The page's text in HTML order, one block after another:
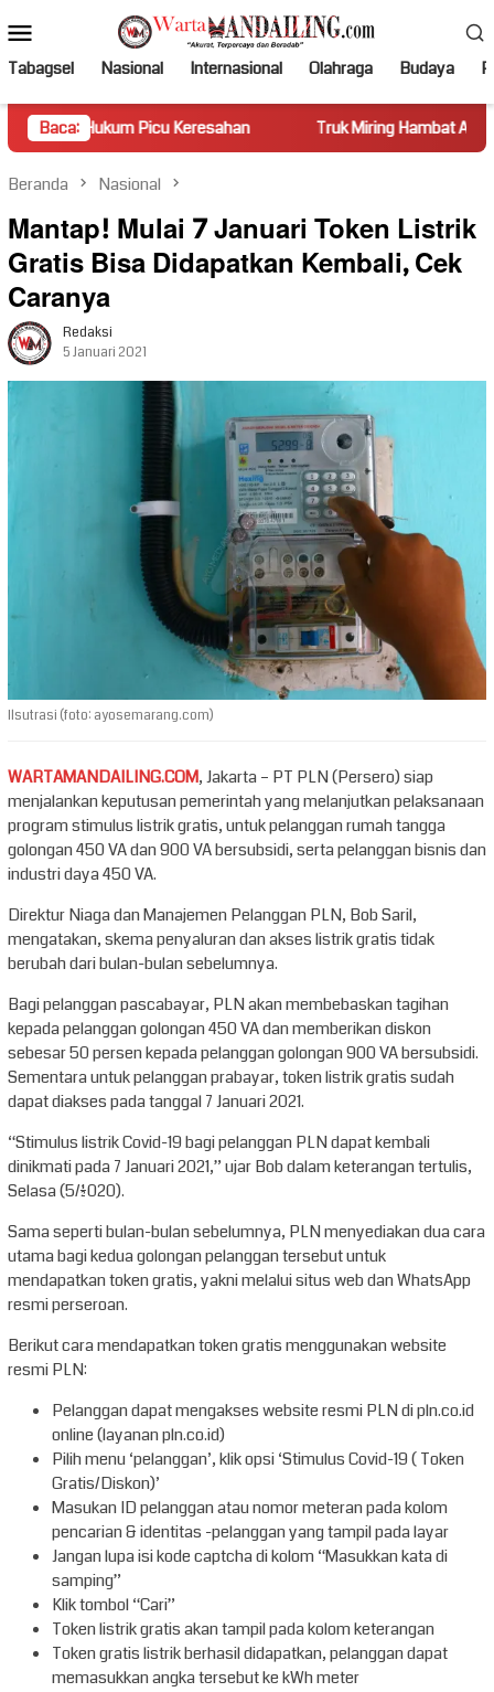
ke
kontenMobile
Tabagsel Nasional Internasional Olahraga Budaya
Baca:
Picu Keresahan Truk Miring Hambat Arus Lalu Lintas di
Beranda Nasional
Mantap! Mulai 7 Januari Token Listrik
Gratis Bisa Didapatkan Kembali, Cek
Caranya
Redaksi
5 Januari 2021
Ilsutrasi (foto: ayosemarang.com)
WARTAMANDAILING.COM, Jakarta – PT PLN (Persero) siap
menjalankan keputusan pemerintah yang melanjutkan pelaksanaan
program stimulus listrik gratis, untuk pelanggan rumah tangga
golongan 450 VA dan 900 VA bersubsidi, serta pelanggan bisnis dan
industri daya 450 VA.
Direktur Niaga dan Manajemen Pelanggan PLN, Bob Saril,
mengatakan, skema penyaluran dan akses listrik gratis tidak
berubah dari bulan-bulan sebelumnya.
Bagi pelanggan pascabayar, PLN akan membebaskan tagihan
kepada pelanggan golongan 450 VA dan memberikan diskon
sebesar 50 persen kepada pelanggan golongan 900 VA bersubsidi.
Sementara untuk pelanggan prabayar, token listrik gratis sudah
dapat diakses pada tanggal 7 Januari 2021.
“Stimulus listrik Covid-19 bagi pelanggan PLN dapat kembali
dinikmati pada 7 Januari 2021,” ujar Bob dalam keterangan tertulis,
Selasa (5/1/2020).
Sama seperti bulan-bulan sebelumnya, PLN menyediakan dua cara
utama bagi kedua golongan pelanggan tersebut untuk
mendapatkan token gratis, yakni melalui situs web dan WhatsApp
resmi perseroan.
Berikut cara mendapatkan token gratis menggunakan website
resmi PLN:
Pelanggan dapat mengakses website resmi PLN di pln.co.id
online (layanan pln.co.id)
Pilih menu ‘pelanggan’, klik opsi ‘Stimulus Covid-19 ( Token
Gratis/Diskon)’
Masukan ID pelanggan atau nomor meteran pada kolom
pencarian & identitas -pelanggan yang tampil pada layar
Jangan lupa isi kode captcha di kolom “Masukkan kata di
samping”
Klik tombol “Cari”
Token listrik gratis akan tampil pada kolom keterangan
Token gratis listrik berhasil didapatkan, pelanggan dapat
memasukkan angka tersebut ke kWh meter